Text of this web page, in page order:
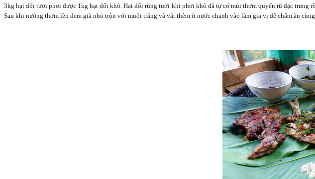
3kg hạt dổi tươi phơi được 1kg hạt dổi khô. Hạt dổi rừng tươi khi phơi khô đã tự có mùi thơm quyến rũ đặc trưng
Sau khi nướng thơm lên đem giã nhỏ trộn với muối trắng và vắt thêm ít nước chanh vào làm gia vị để chấm ăn